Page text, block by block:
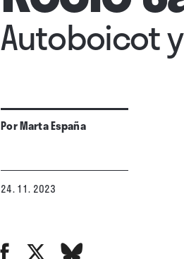
Autoboicot
PorMarta España
24. 11. 2023